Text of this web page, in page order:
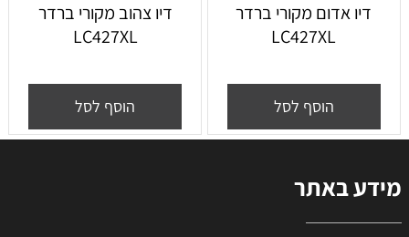
דיו אדום מקורי ברדר
LC427XL
הוסף לסל
דיו צהוב מקורי ברדר
LC427XL
הוסף לסל
מידע באתר